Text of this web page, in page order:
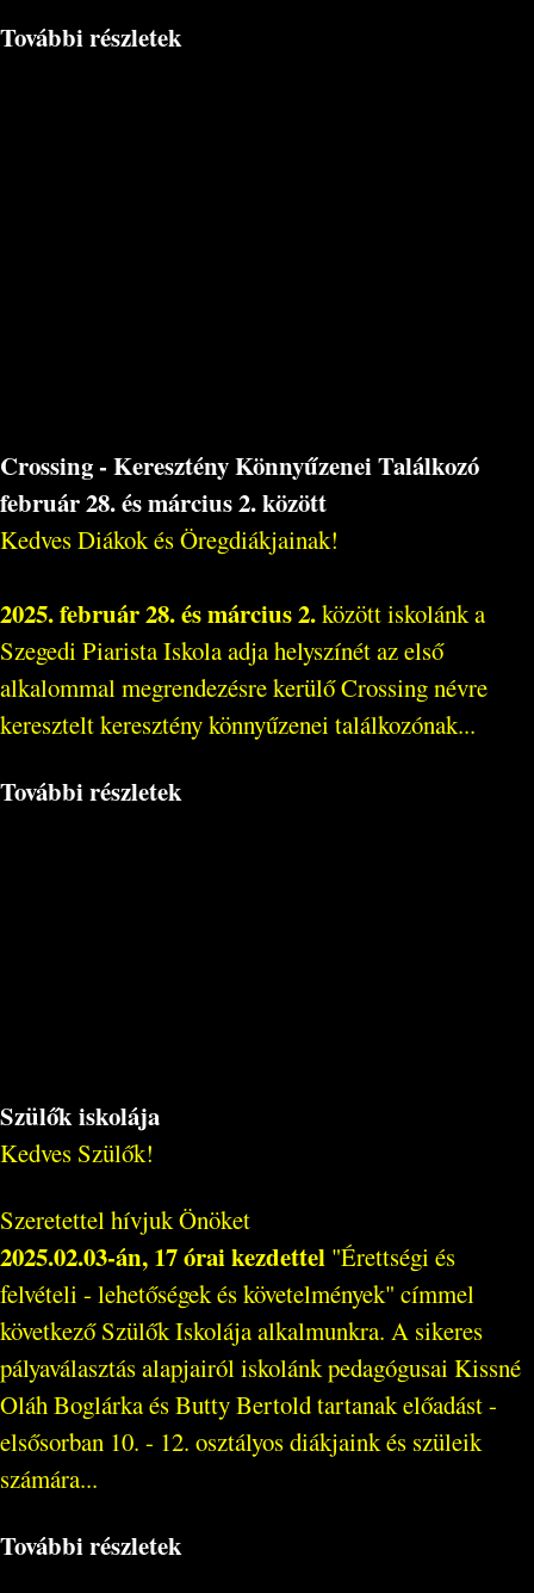
További részletek
Crossing - Keresztény Könnyűzenei Találkozó
február 28. és március 2. között
Kedves Diákok és Öregdiákjainak!
2025. február 28. és március 2.között iskolánk a
Szegedi Piarista Iskola adja helyszínét az első
alkalommal megrendezésre kerülő Crossing névre
keresztelt keresztény könnyűzenei találkozónak...
További részletek
Szülők iskolája
Kedves Szülők!
Szeretettel hívjuk Önöket
2025.02.03-án, 17 órai kezdettel "Érettségi és
felvételi - lehetőségek és követelmények" címmel
következő Szülők Iskolája alkalmunkra. A sikeres
pályaválasztás alapjairól iskolánk pedagógusai Kissné
Oláh Boglárka és Butty Bertold tartanak előadást -
elsősorban 10. - 12. osztályos diákjaink és szüleik
számára...
További részletek